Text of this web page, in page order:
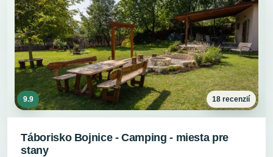
9.9 18 recenzií
Táborisko Bojnice - Camping - miesta pre
stany